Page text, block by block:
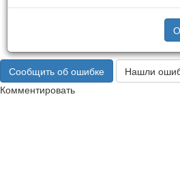
Сообщить об ошибке
Нашли
Комментировать